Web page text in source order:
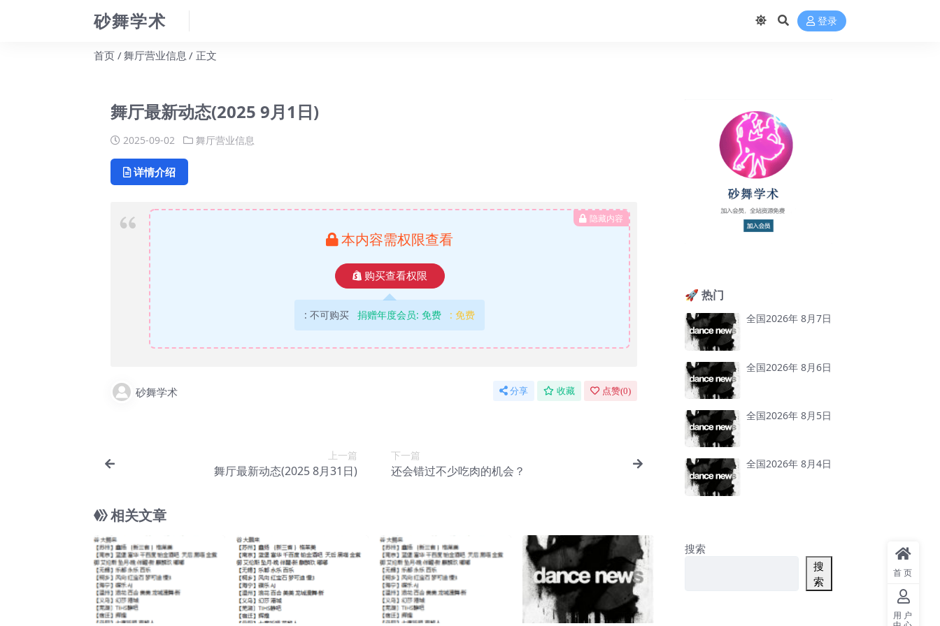
砂舞学术 登录
首页 舞厅营业信息 正文
舞厅最新动态(2025 9月1日)
2025-09-02 舞厅营业信息
详情介绍
隐藏内容
本内容需权限查看
购买查看权限
: 不可购买 捐赠年度会员: 免费 : 免费
砂舞学术 分享 收藏 点赞(0)
上一篇
舞厅最新动态(2025 8月31日)
下一篇
还会错过不少吃肉的机会？
相关文章
🚀 热门
全国2026年 8月7日
全国2026年 8月6日
全国2026年 8月5日
全国2026年 8月4日
搜索
搜
索
首页
用户